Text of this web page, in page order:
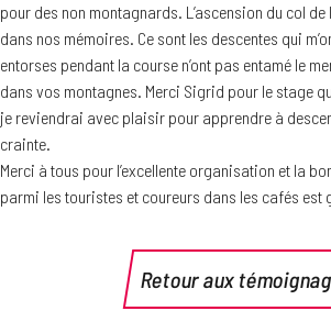
pour des non montagnards. L’ascension du col
dans nos mémoires. Ce sont les descentes qui
entorses pendant la course n’ont pas entamé le
dans vos montagnes. Merci Sigrid pour le stage
je reviendrai avec plaisir pour apprendre à
crainte.
Merci à tous pour l’excellente organisation et la
parmi les touristes et coureurs dans les cafés est
Retour aux